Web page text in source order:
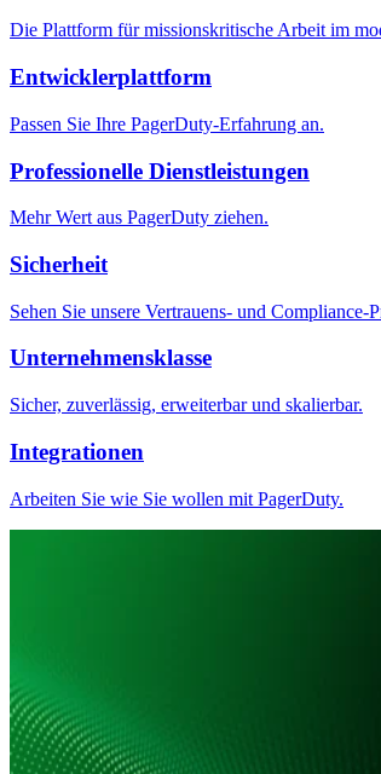
Die Plattform für missionskritische Arbeit im
Entwicklerplattform
Passen Sie Ihre PagerDuty-Erfahrung an.
Professionelle Dienstleistungen
Mehr Wert aus PagerDuty ziehen.
Sicherheit
Sehen Sie unsere Vertrauens- und Compliance-
Unternehmensklasse
Sicher, zuverlässig, erweiterbar und skalierbar.
Integrationen
Arbeiten Sie wie Sie wollen mit PagerDuty.